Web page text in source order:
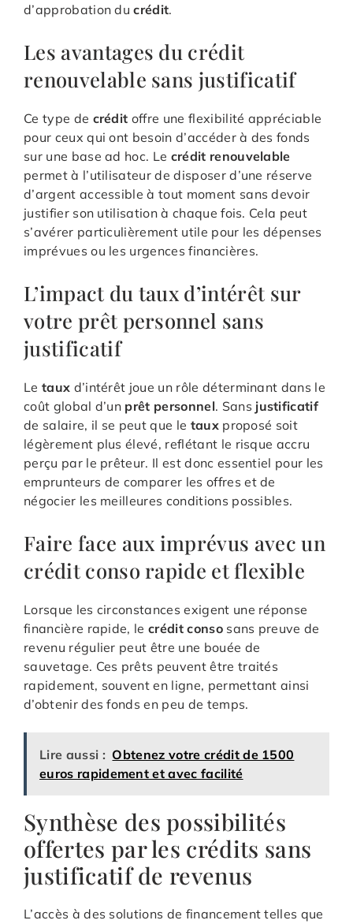
d’approbation ducrédit.
Les avantages du crédit
renouvelable sans justificatif
Ce type de crédit offre une flexibilité appréciable
pour ceux qui ont besoin d’accéder à des fonds
sur une base ad hoc. Le crédit renouvelable
permet à l’utilisateur de disposer d’une réserve
d’argent accessible à tout moment sans devoir
justifier son utilisation à chaque fois. Cela peut
s’avérer particulièrement utile pour les dépenses
imprévues ou les urgences financières.
L’impact du taux d’intérêt sur
votre prêt personnel sans
justificatif
Le taux d’intérêt joue un rôle déterminant dans le
coût global d’un prêt personnel. Sans justificatif
de salaire, il se peut que le tauxproposé soit
légèrement plus élevé, reflétant le risque accru
perçu par le prêteur. Il est donc essentiel pour les
emprunteurs de comparer les offres et de
négocier les meilleures conditions possibles.
Faire face aux imprévus avec un
crédit conso rapide et flexible
Lorsque les circonstances exigent une réponse
financière rapide, lecrédit consosans preuve de
revenu régulier peut être une bouée de
sauvetage. Ces prêts peuvent être traités
rapidement, souvent en ligne, permettant ainsi
d’obtenir des fonds en peu de temps.
Lire aussi : Obtenez votre crédit de 1500
euros rapidement et avec facilité
Synthèse des possibilités
offertes par les crédits sans
justificatif de revenus
L’accès à des solutions de financement telles que